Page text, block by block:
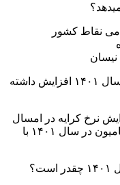
نقاط کشور
آیا نرخ حمل بار و کرایه وانت و نیسان در سال ۱۴۰۱ افزایش داشته
نرخ کرایه در امسال
خبر داد و به تصویب نیز رسید.نرخ کرایه کامیون در سال ۱۴۰۱ با